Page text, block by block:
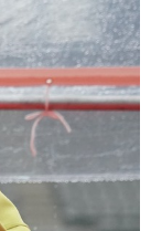
その他